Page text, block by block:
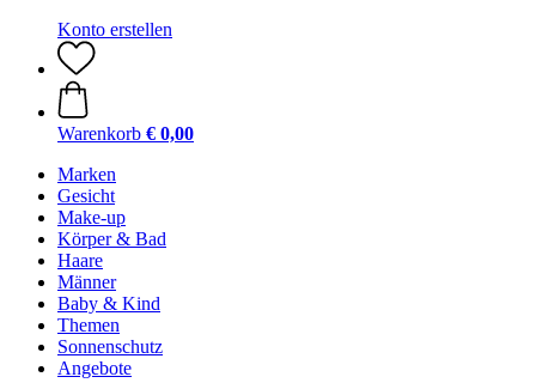
Konto erstellen
Warenkorb € 0,00
Marken
Gesicht
Make-up
Körper & Bad
Haare
Männer
Baby & Kind
Themen
Sonnenschutz
Angebote